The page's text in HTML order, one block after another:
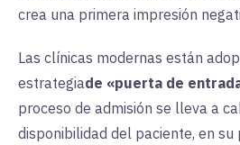
crea una primera impresión
Las clínicas modernas están
estrategiade «puerta de
proceso de admisión se lleva a
disponibilidad del paciente, en su